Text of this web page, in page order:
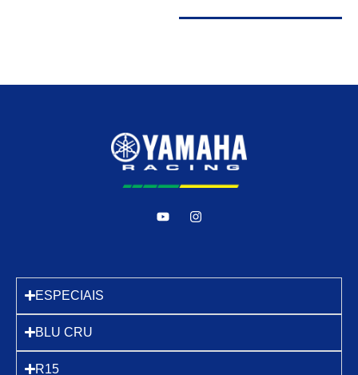
ESPECIAIS
BLU CRU
R15